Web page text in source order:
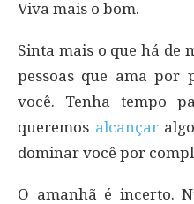
Viva mais o bom.
Sinta mais o que há de
pessoas que ama por
você. Tenha tempo
queremos alcançar
dominar você por
O amanhã é incerto.